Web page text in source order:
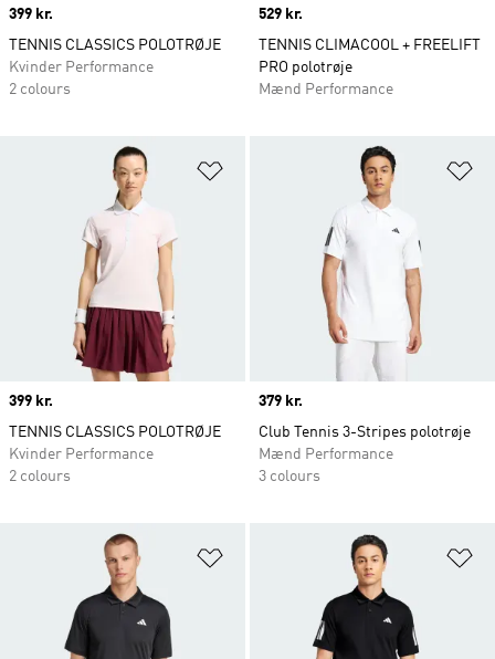
Price
399 kr.
TENNIS CLASSICS POLOTRØJE
Kvinder Performance
2 colours
Price
529 kr.
TENNIS CLIMACOOL + FREELIFT
PRO polotrøje
Mænd Performance
Price
399 kr.
TENNIS CLASSICS POLOTRØJE
Kvinder Performance
2 colours
Price
379 kr.
Club Tennis 3-Stripes polotrøje
Mænd Performance
3 colours
Føj til ønskeliste